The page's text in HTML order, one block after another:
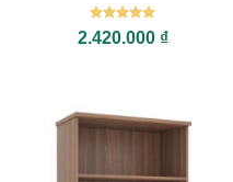
Được xếp
hạng55
2.420.000 ₫